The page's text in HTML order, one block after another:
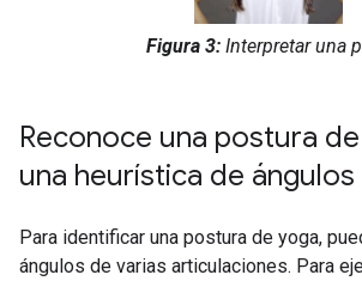
Figura 3:Interpretar una
Reconoce una postura
una heurística de ángulos
Para identificar una postura de yoga,
ángulos de varias articulaciones. Para